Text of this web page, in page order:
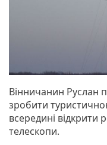
Вінничанин Руслан
зробити
всередині відкрити
телескопи.